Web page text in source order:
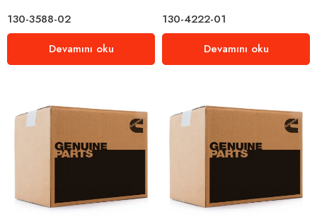
130-3588-02
Devamını oku
130-4222-01
Devamını oku